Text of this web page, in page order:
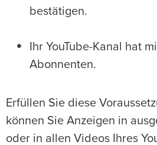
bestätigen.
Ihr YouTube-Kanal hat
Abonnenten.
Erfüllen Sie diese
können Sie Anzeigen in
oder in allen Videos Ihres